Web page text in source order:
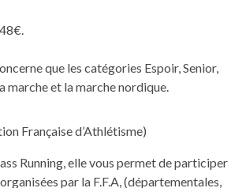
que les catégories Espoir, Senior,
marche et la marche nordique.
Française d’Athlétisme)
Running, elle vous permet de participer
par la F.F.A, (départementales,